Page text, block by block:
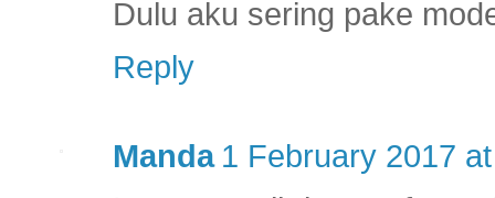
Dulu aku sering pake
Reply
Manda 1 February 2017